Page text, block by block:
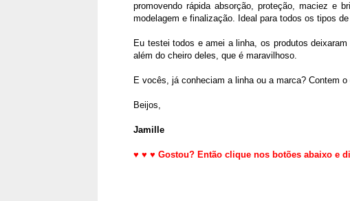
promovendo rápida absorção, proteção, maciez e
modelagem e finalização. Ideal para todos os tipos de
Eu testei todos e amei a linha, os produtos
além do cheiro deles, que é maravilhoso.
E vocês, já conheciam a linha ou a marca? Contem o
Beijos,
Jamille
♥ ♥ ♥ Gostou? Então clique nos botões abaixo e